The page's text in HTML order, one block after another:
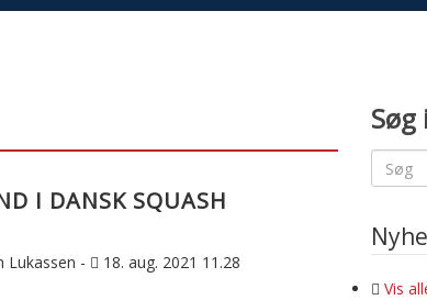
I DANSK SQUASH
Lukassen - 18. aug. 2021 11.28
Søg
Vis